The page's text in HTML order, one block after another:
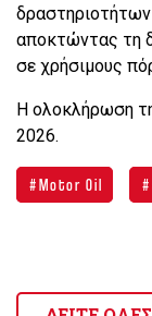
αποκτώντας τη
σε χρήσιμους
Η ολοκλήρωση
2026.
Motor Oil